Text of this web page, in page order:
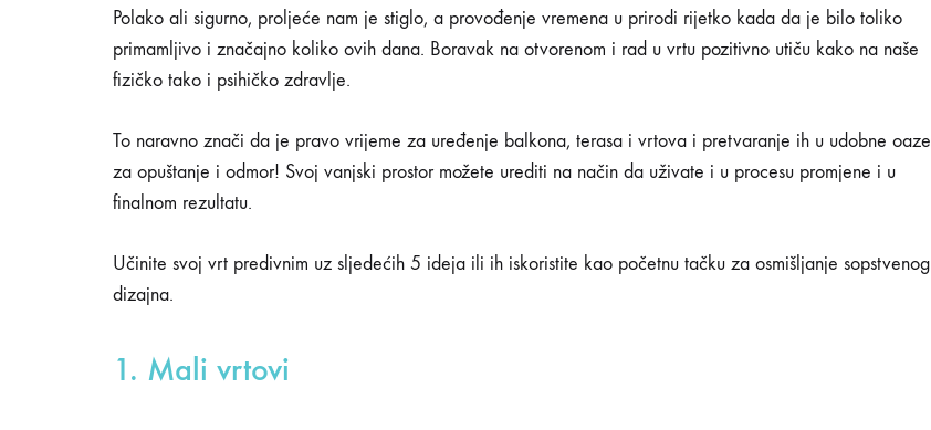
UREĐENJE
VRTOVA
5
ideja
za
uređenje
vrtova
Polako ali sigurno, proljeće nam je stiglo, a provođenje vremena u prirodi rijetko kada da je bilo toliko
primamljivo i značajno koliko ovih dana. Boravak na otvorenom i rad u vrtu pozitivno utiču kako na naše
fizičko tako i psihičko zdravlje.
To naravno znači da je pravo vrijeme za uređenje balkona, terasa i vrtova i pretvaranje ih u udobne oaze
za opuštanje i odmor! Svoj vanjski prostor možete urediti na način da uživate i u procesu promjene i u
finalnom rezultatu.
Učinite svoj vrt predivnim uz sljedećih 5 ideja ili ih iskoristite kao početnu tačku za osmišljanje sopstvenog
dizajna.
1. Mali vrtovi